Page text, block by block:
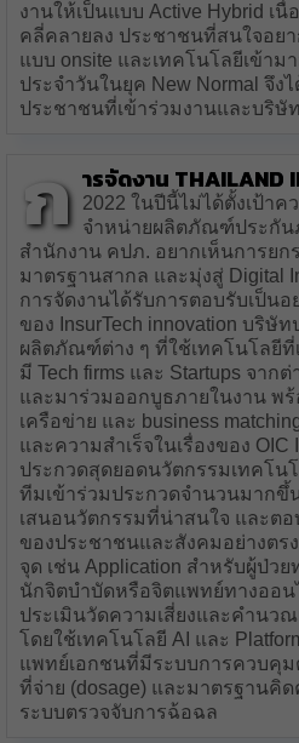
งานให้เป็นแบบ Active Hybrid เ
คลี่คลายลง ประชาชนที่สนใจอย
แบบ onsite และเทคโนโลยีเข้า
ประจำวันในยุค New Normal จึง
ประชาชนที่เข้าร่วมงานและบริษั
ก ารจัดงาน Thailand
2022 ในปีนี้ไม่ได้ตั้งเป้าค
จำหน่ายผลิตภัณฑ์ประกัน
สำนักงาน คปภ. อยากเห็นการยก
มาตรฐานสากล และมุ่งสู่ Digital
การจัดงานได้รับการตอบรับเป็นอ
ของ InsurTech innovation บริษั
ผลิตภัณฑ์ต่าง ๆ ที่ใช้เทคโนโลยีที่
มี Tech firms และ Startups จาก
และมาร่วมออกบูธภายในงาน พ
เครือข่าย และ business
และความสำเร็จในเรื่องของ OIC
ประกวดสุดยอดนวัตกรรมเทคโน
ทีมเข้าร่วมประกวดจำนวนมาก
เสนอนวัตกรรมที่น่าสนใจ และต
ของประชาชนและสังคมอย่างตรง
จุด เช่น Application สำหรับผู้ป่ว
นักจิตบำบัดหรือจิตแพทย์ทางออน
ประเมินวัดความเสี่ยงและคำนว
โดยใช้เทคโนโลยี AI และ
แพทย์เอกชนที่มีระบบการควบคุ
ที่จ่าย (dosage) และมาตรฐานคิ
ระบบตรวจจับการฉ้อฉล